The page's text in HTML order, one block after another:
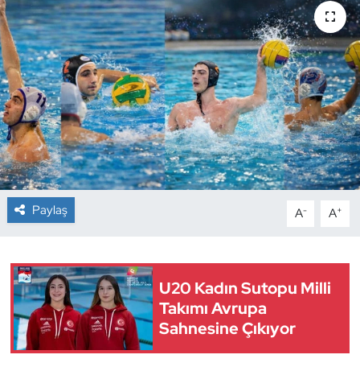
Paylaş A- A+
U20 Kadın Sutopu Milli
Takımı Avrupa
Sahnesine Çıkıyor
Buz Pateni
Çim Hokeyi
Cimnastik
Curling
Dağcılık
Dövüş Sanatı
E-Spor